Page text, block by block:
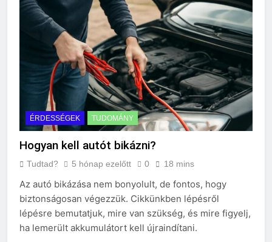
ÉRDESSÉGEK TUDOMÁNY
Hogyan kell autót bikázni?
Tudtad? 5 hónap ezelőtt 0 18 mins
Az autó bikázása nem bonyolult, de fontos, hogy
biztonságosan végezzük. Cikkünkben lépésről
lépésre bemutatjuk, mire van szükség, és mire figyelj,
ha lemerült akkumulátort kell újraindítani.